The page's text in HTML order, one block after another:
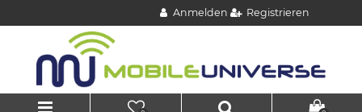
Anmelden Registrieren